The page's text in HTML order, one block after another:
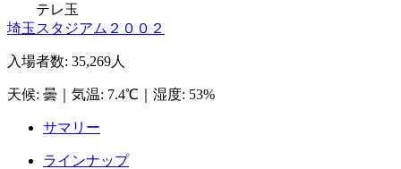
テレ玉
埼玉スタジアム２００２
入場者数: 35,269人
天候: 曇 気温: 7.4℃ 湿度: 53%
サマリー
ラインナップ